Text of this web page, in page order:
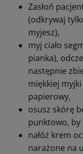
Zasłoń
(odkrywaj
myjesz),
myj ciało
pianka),
następnie
miękkiej
papierowy,
osusz skórę
punktowo, by
nałóż krem
narażone na